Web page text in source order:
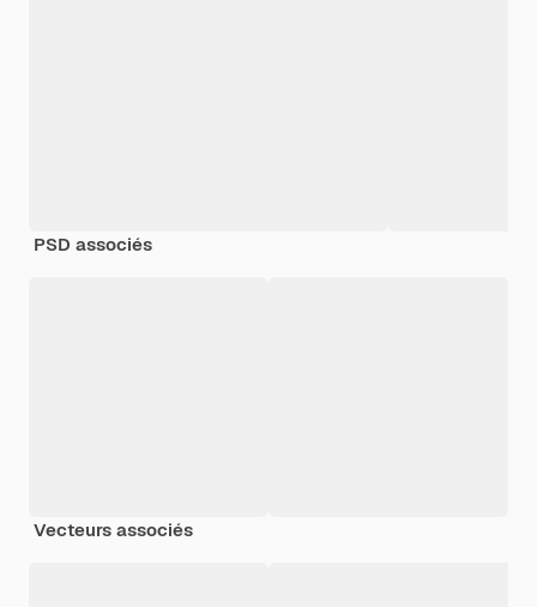
PSD associés
Vecteurs associés